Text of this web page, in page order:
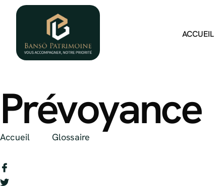
ACCUEIL
Prévoyance
Accueil Glossaire